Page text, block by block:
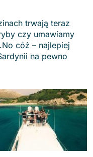
trwają teraz
czy umawiamy
cóż – najlepiej
na pewno